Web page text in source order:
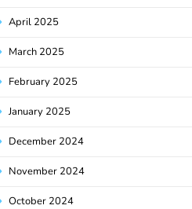
April 2025
March 2025
February 2025
January 2025
December 2024
November 2024
October 2024